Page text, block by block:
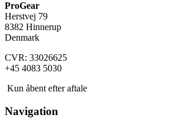
ProGear
Herstvej 79
8382 Hinnerup
Denmark
CVR: 33026625
+45 4083 5030
Kun åbent efter aftale
Navigation